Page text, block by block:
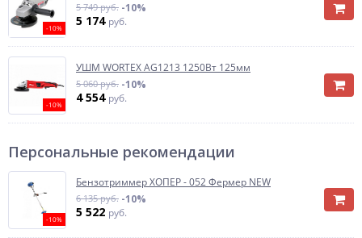
-10%
5 749 руб. -10%
5 174 руб.
-10%
УШМ WORTEX AG1213 1250Вт 125мм
5 060 руб. -10%
4 554 руб.
Персональные рекомендации
-10%
Бензотриммер ХОПЕР - 052 Фермер NEW
6 135 руб. -10%
5 522 руб.